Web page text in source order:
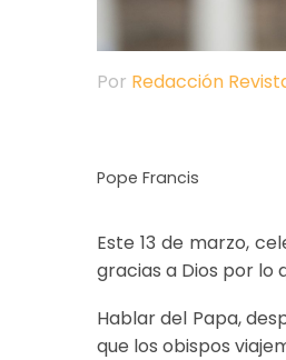
Por Redacción
Pope Francis
Este 13 de marzo,
gracias a Dios por lo
Hablar del Papa,
que los obispos